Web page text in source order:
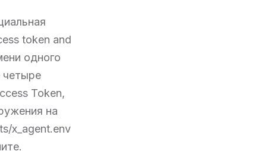
token and
одного
четыре
Token,
на
x_agent.env